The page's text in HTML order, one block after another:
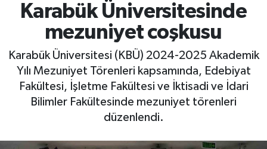
Karabük Üniversitesinde
mezuniyet coşkusu
Karabük Üniversitesi (KBÜ) 2024-2025 Akademik
Yılı Mezuniyet Törenleri kapsamında, Edebiyat
Fakültesi, İşletme Fakültesi ve İktisadi ve İdari
Bilimler Fakültesinde mezuniyet törenleri
düzenlendi.
EKONOMİ
SAĞLIK
SPOR
YAŞAM
Trafik Durumu
Süper Lig Puan Durumu ve Fikstür
Tüm Manşetler
Son Dakika Haberleri
Haber Arşivi